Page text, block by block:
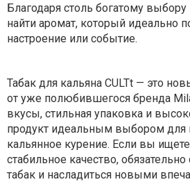
Благодаря столь богатому
найти аромат, который идеально
настроение или событие.
Табак для кальяна CULTt — это
от уже полюбившегося бренда
вкусы, стильная упаковка и
продукт идеальным выбором для
кальянное курение. Если вы
стабильное качество, обязательно
табак и насладиться новыми